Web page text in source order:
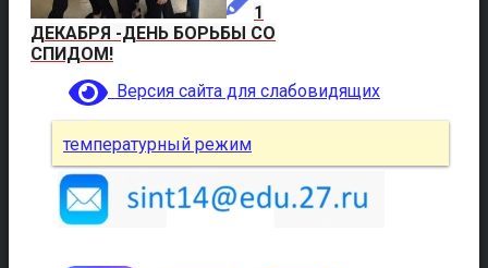
1
ДЕКАБРЯ -ДЕНЬ БОРЬБЫ СО
СПИДОМ!
Версия сайта для слабовидящих
температурный режим